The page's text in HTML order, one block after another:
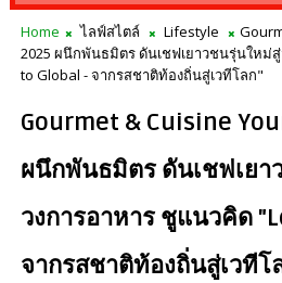
Home ไลฟ์สไตล์ Lifestyle
2025 ผนึกพันธมิตร ดันเชฟเยาวชนรุ่นใหม่
to Global - จากรสชาติท้องถิ่นสู่เวทีโลก"
Gourmet & Cuisine
ผนึกพันธมิตร ดันเชฟเย
วงการอาหาร ชูแนวคิด
จากรสชาติท้องถิ่นสู่เวทีโ